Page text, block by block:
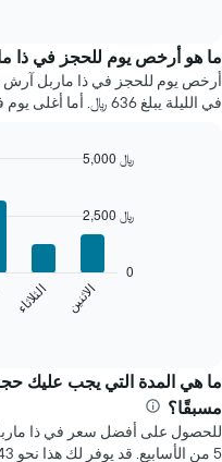
سعر
غرفة
كل
شهر
محور
Y
الذي
يعرض
ما هو أرخص يوم للحجز في ذا
أرخص يوم للحجز في ذا ماربل
في الليلة يبلغ 636 ﷼. أما أغلى يوم فهو الأربعاء بسعر 3,221 ﷼ في الليلة.
سعر
غرفة
كل
يوم
الاثنين الثلاثاء
0
2,500 ﷼
5,000 ﷼
ما هي المدة التي يجب عليك
مسبقًا؟
للحصول على أفضل سعر في ذا
5 من الأسابيع. قد يوفر لك هذا نحو 43% مقارنةً بالحجز في اللحظة الأخيرة.